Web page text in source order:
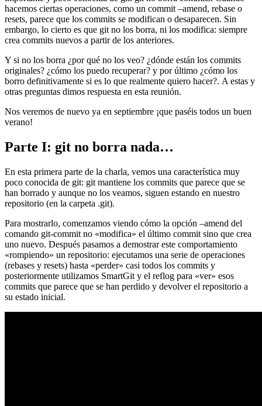
hacemos ciertas operaciones, como un commit –amend, rebase o
resets, parece que los commits se modifican o desaparecen. Sin
embargo, lo cierto es que git no los borra, ni los modifica: siempre
crea commits nuevos a partir de los anteriores.
Y si no los borra ¿por qué no los veo? ¿dónde están los commits
originales? ¿cómo los puedo recuperar? y por último ¿cómo los
borro definitivamente si es lo que realmente quiero hacer?. A estas y
otras preguntas dimos respuesta en esta reunión.
Nos veremos de nuevo ya en septiembre ¡que paséis todos un buen
verano!
Parte I: git no borra nada…
En esta primera parte de la charla, vemos una característica muy
poco conocida de git: git mantiene los commits que parece que se
han borrado y aunque no los veamos, siguen estando en nuestro
repositorio (en la carpeta .git).
Para mostrarlo, comenzamos viendo cómo la opción –amend del
comando git-commit no «modifica» el último commit sino que crea
uno nuevo. Después pasamos a demostrar este comportamiento
«rompiendo» un repositorio: ejecutamos una serie de operaciones
(rebases y resets) hasta «perder» casi todos los commits y
posteriormente utilizamos SmartGit y el reflog para «ver» esos
commits que parece que se han perdido y devolver el repositorio a
su estado inicial.